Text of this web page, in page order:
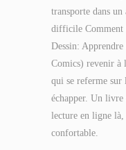
transporte dans
difficile Comment
Dessin: Apprendre
Comics) revenir à
qui se referme sur
échapper. Un
lecture en ligne là,
confortable.